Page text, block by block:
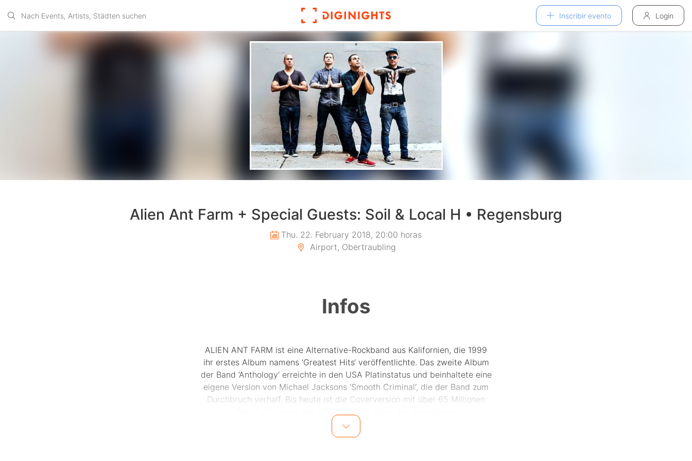
Inscribir evento Login
Alien Ant Farm + Special Guests: Soil & Local H • Regensburg
Thu. 22. February 2018, 20:00 horas
Airport, Obertraubling
Infos
ALIEN ANT FARM ist eine Alternative-Rockband aus Kalifornien, die 1999
ihr erstes Album namens ‘Greatest Hits‘ veröffentlichte. Das zweite Album
der Band ‘Anthology‘ erreichte in den USA Platinstatus und beinhaltete eine
eigene Version von Michael Jacksons ‘Smooth Criminal‘, die der Band zum
Durchbruch verhalf. Bis heute ist die Coverversion mit über 65 Millionen
Sänger Dryden Mitchell beschreibt den Entstehungsprozess des aktuellen
Albums ‘Always and Forever‘, das im Februar 2015 erschien, als sehr